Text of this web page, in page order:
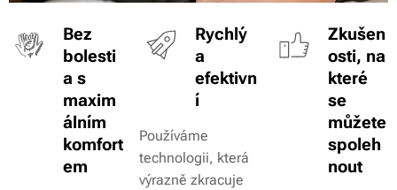
Bez
bolesti
a s
maxim
álním
komfort
em
Rychlý
a
efektivn
í
Používáme
technologii, která
výrazně zkracuje
Zkušen
osti, na
které
se
můžete
spoleh
nout